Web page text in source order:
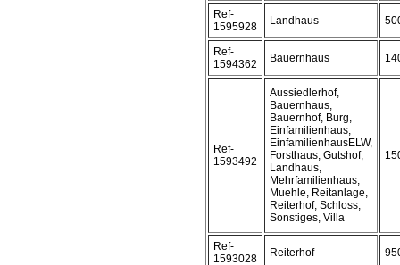
Ref-
1595928
Landhaus
Ref-
1594362
Bauernhaus
Ref-
1593492
Aussiedlerhof,
Bauernhaus,
Bauernhof, Burg,
Einfamilienhaus,
EinfamilienhausELW,
Forsthaus, Gutshof,
Landhaus,
Mehrfamilienhaus,
Muehle, Reitanlage,
Reiterhof, Schloss,
Sonstiges, Villa
Ref-
1593028
Reiterhof